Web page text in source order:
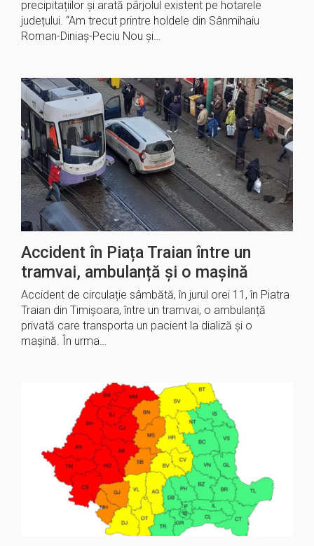
precipitațiilor și arată pârjolul existent pe hotarele
județului. “Am trecut printre holdele din Sânmihaiu
Roman-Diniaș-Peciu Nou și…
Accident în Piața Traian între un
tramvai, ambulanță și o mașină
Accident de circulație sâmbătă, în jurul orei 11, în Piatra
Traian din Timișoara, între un tramvai, o ambulanță
privată care transporta un pacient la dializă și o
mașină. În urma…